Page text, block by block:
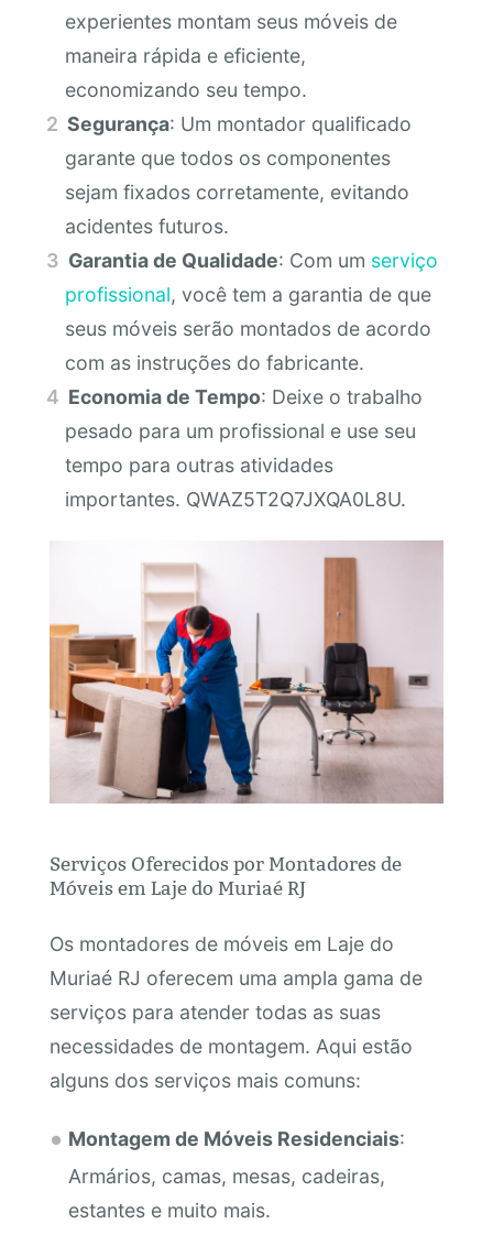
experientes montam seus móveis de
maneira rápida e eficiente,
economizando seu tempo.
Segurança: Um montador qualificado
garante que todos os componentes
sejam fixados corretamente, evitando
acidentes futuros.
Garantia de Qualidade: Com um serviço
profissional, você tem a garantia de que
seus móveis serão montados de acordo
com as instruções do fabricante.
Economia de Tempo: Deixe o trabalho
pesado para um profissional e use seu
tempo para outras atividades
importantes. QWAZ5T2Q7JXQA0L8U.
Serviços Oferecidos por Montadores de
Móveis em Laje do Muriaé RJ
Os montadores de móveis em Laje do
Muriaé RJ oferecem uma ampla gama de
serviços para atender todas as suas
necessidades de montagem. Aqui estão
alguns dos serviços mais comuns:
Montagem de Móveis Residenciais:
Armários, camas, mesas, cadeiras,
estantes e muito mais.